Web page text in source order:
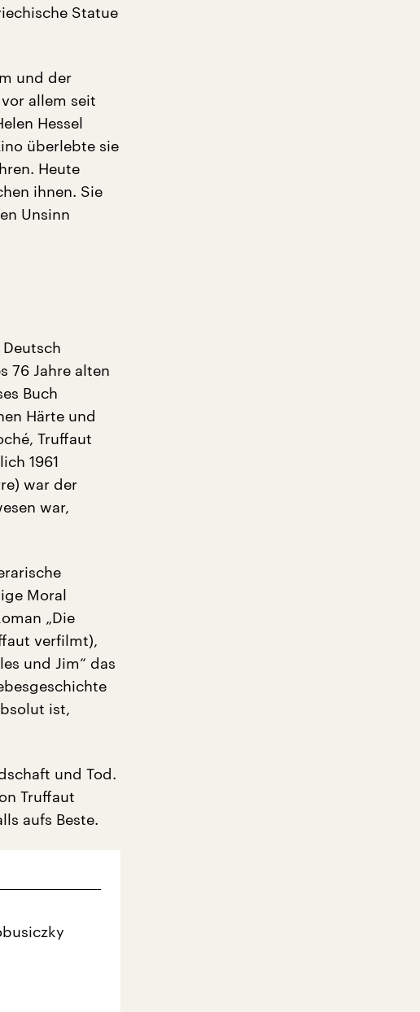
Statue
und der
allem seit
Hessel
überlebte sie
Heute
ihnen. Sie
Unsinn
76 Jahre alten
Buch
Härte und
Truffaut
1961
war der
war,
Moral
„Die
verfilmt),
und Jim“ das
ist,
und Tod.
Truffaut
aufs Beste.